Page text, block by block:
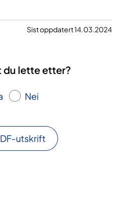
Sist oppdatert 14.03.2024
du lette etter?
Nei
utskrift